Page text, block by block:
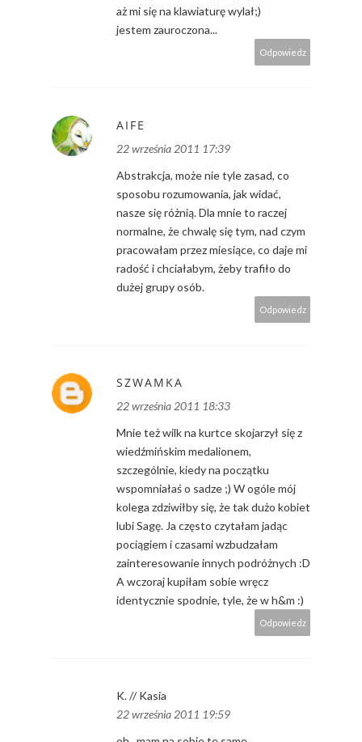
aż mi się na klawiaturę wylał;)
jestem zauroczona...
Odpowiedz
AIFE
22 września 2011 17:39
Abstrakcja, może nie tyle zasad, co
sposobu rozumowania, jak widać,
nasze się różnią. Dla mnie to raczej
normalne, że chwalę się tym, nad czym
pracowałam przez miesiące, co daje mi
radość i chciałabym, żeby trafiło do
dużej grupy osób.
Odpowiedz
SZWAMKA
22 września 2011 18:33
Mnie też wilk na kurtce skojarzył się z
wiedźmińskim medalionem,
szczególnie, kiedy na początku
wspomniałaś o sadze ;) W ogóle mój
kolega zdziwiłby się, że tak dużo kobiet
lubi Sagę. Ja często czytałam jadąc
pociągiem i czasami wzbudzałam
zainteresowanie innych podróżnych :D
A wczoraj kupiłam sobie wręcz
identycznie spodnie, tyle, że w h&m :)
Odpowiedz
K. // Kasia
22 września 2011 19:59